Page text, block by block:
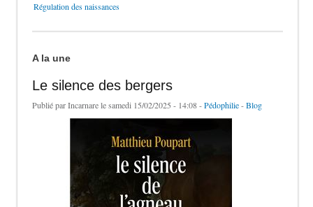
Régulation des naissances
A la une
Le silence des bergers
Publié parIncarnarele samedi 15/02/2025 - 14:08 -Pédophilie-Blog